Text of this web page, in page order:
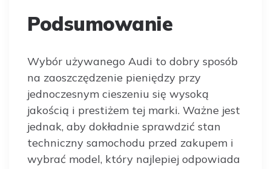
Podsumowanie
Wybór używanego Audi to dobry sposób
na zaoszczędzenie pieniędzy przy
jednoczesnym cieszeniu się wysoką
jakością i prestiżem tej marki. Ważne jest
jednak, aby dokładnie sprawdzić stan
techniczny samochodu przed zakupem i
wybrać model, który najlepiej odpowiada